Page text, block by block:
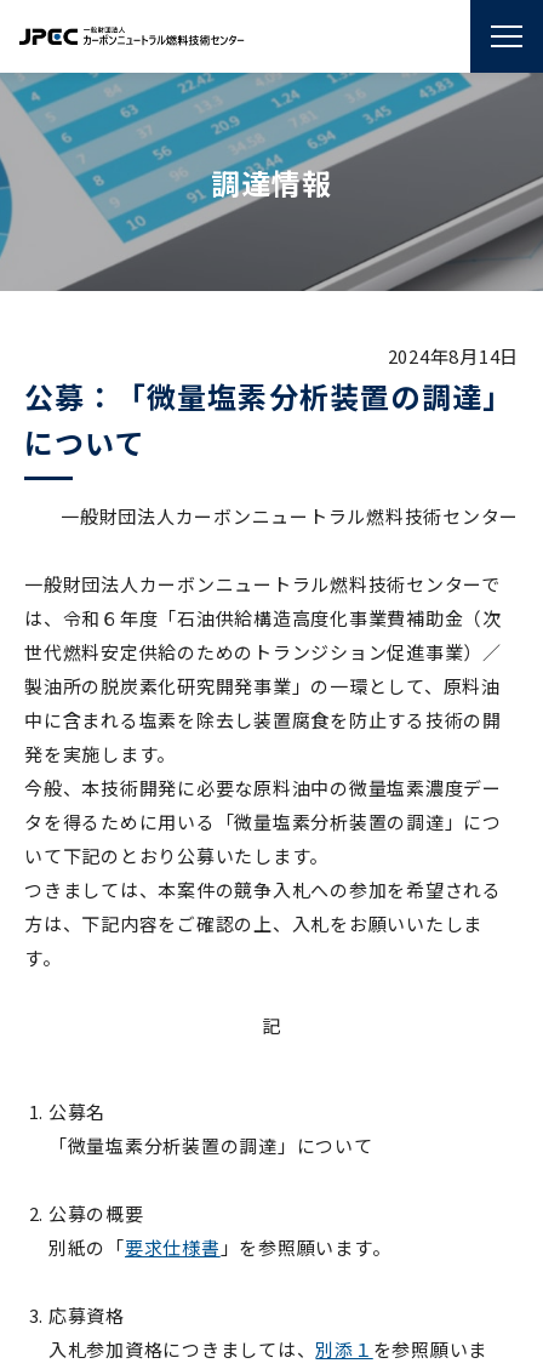
調達情報
2024年8月14日
公募：「微量塩素分析装置の調達」
について
一般財団法人カーボンニュートラル燃料技術センター
一般財団法人カーボンニュートラル燃料技術センターで
は、令和６年度「石油供給構造高度化事業費補助金（次
世代燃料安定供給のためのトランジション促進事業）／
製油所の脱炭素化研究開発事業」の一環として、原料油
中に含まれる塩素を除去し装置腐食を防止する技術の開
発を実施します。
今般、本技術開発に必要な原料油中の微量塩素濃度デー
タを得るために用いる「微量塩素分析装置の調達」につ
いて下記のとおり公募いたします。
つきましては、本案件の競争入札への参加を希望される
方は、下記内容をご確認の上、入札をお願いいたしま
す。
記
公募名
「微量塩素分析装置の調達」について
公募の概要
別紙の「要求仕様書 」を参照願います。
応募資格
入札参加資格につきましては、 別添１ を参照願いま